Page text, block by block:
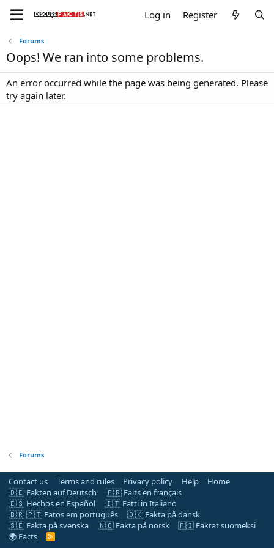
Log in Register
Forums
Oops! We ran into some problems.
An error occurred while the page was being generated. Please
try again later.
Forums
Contact us Terms and rules Privacy policy Help
Home
🇩🇪 Fakten auf Deutsch
🇫🇷 Faits en français
🇪🇸 Hechos en Español
🇮🇹 Fatti in Italiano
🇧🇷 🇵🇹 Fatos em português
🇩🇰 Fakta på dansk
🇸🇪 Fakta på svenska
🇳🇴 Fakta på norsk
🇫🇮 Faktat suomeksi
🌍 Facts
R